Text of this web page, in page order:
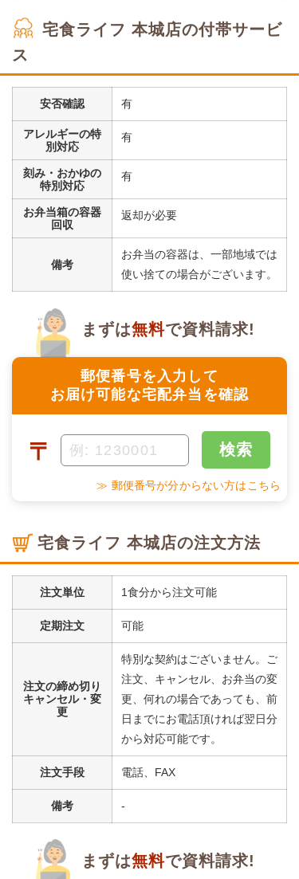
宅食ライフ 本城店の付帯サービ
ス
安否確認 有
アレルギーの特
別対応
有
刻み・おかゆの
特別対応
有
お弁当箱の容器
回収
返却が必要
備考
お弁当の容器は、一部地域では
使い捨ての場合がございます。
郵便番号を入力して
お届け可能な宅配弁当を確認
まずは無料で資料請求!
〒 検索
≫ 郵便番号が分からない方はこちら
宅食ライフ 本城店の注文方法
注文単位 1食分から注文可能
定期注文 可能
注文の締め切り
キャンセル・変
更
特別な契約はございません。ご
注文、キャンセル、お弁当の変
更、何れの場合であっても、前
日までにお電話頂ければ翌日分
から対応可能です。
注文手段 電話、FAX
備考 -
まずは無料で資料請求!